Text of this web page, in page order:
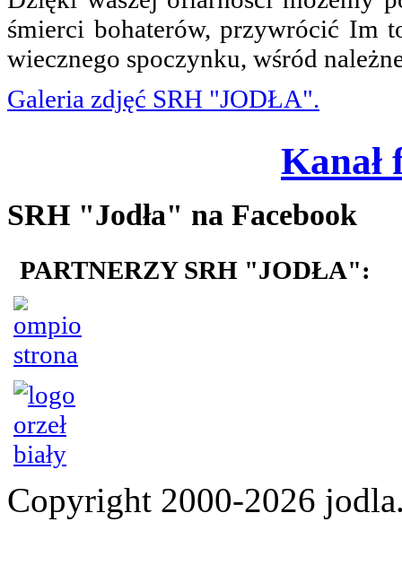
śmierci bohaterów, przywrócić Im
wiecznego spoczynku, wśród
Galeria zdjęć SRH "JODŁA".
SRH "Jodła" na Facebook
PARTNERZY SRH "JODŁA":
Copyright 2000-2026